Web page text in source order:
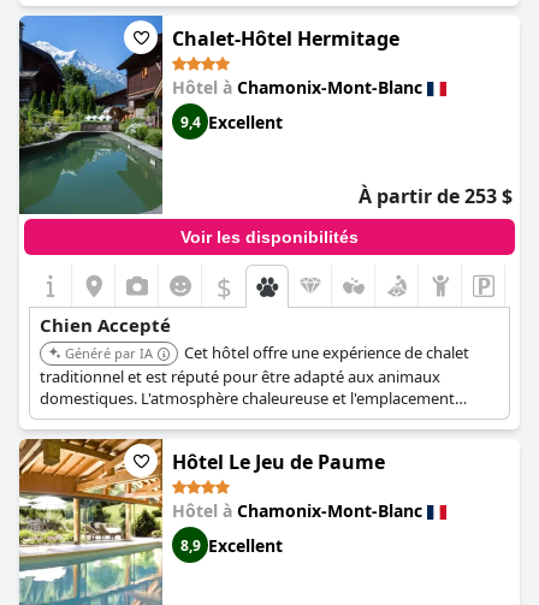
Chalet-Hôtel Hermitage
Hôtel à Chamonix-Mont-Blanc
9,4 Excellent
À partir de 253 $
Voir les disponibilités
$
Chien Accepté
Généré par IA
Cet hôtel offre une expérience de chalet
traditionnel et est réputé pour être adapté aux animaux
domestiques. L'atmosphère chaleureuse et l'emplacement
pratique le rendent approprié pour les clients voyageant avec
des chiens.
Hôtel Le Jeu de Paume
Hôtel à Chamonix-Mont-Blanc
8,9 Excellent